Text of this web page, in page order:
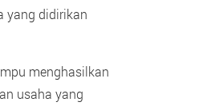
yang didirikan
menghasilkan
usaha yang